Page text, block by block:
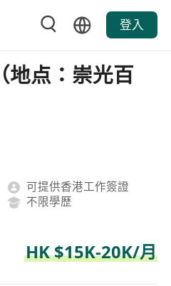
登入
地点：崇光百
可提供香港工作簽證
不限學歷
HK $15K-20K/月